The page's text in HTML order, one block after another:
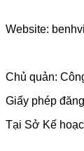
Website:
Chủ quản:
Giấy phép
Tại Sở Kế